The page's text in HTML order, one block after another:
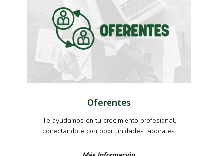
Oferentes
Te ayudamos en tu crecimiento profesional,
conectándote con oportunidades laborales.